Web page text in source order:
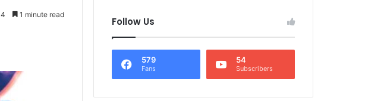
4 1 minute read
Follow Us
579
Fans
54
Subscribers